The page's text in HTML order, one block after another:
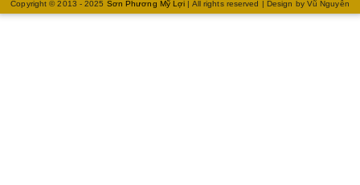
Copyright © 2013 - 2025 Sơn Phương Mỹ Lợi | All rights reserved | Design by Vũ Nguyễn